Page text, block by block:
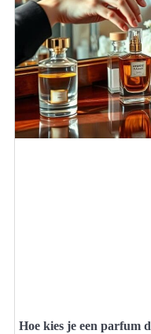
Hoe kies je een parfum